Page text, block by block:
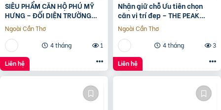
SIÊU PHẨM CĂN HỘ PHÚ MỸ
HƯNG – ĐỐI DIỆN TRƯỜNG
ĐINH THIỆN LÝ – DT 95M2 –
GIÁ 9. x TỶ.
Ngoài Cần Thơ
4 tháng
1
Liên hệ
Nhận giữ chỗ Ưu tiên chọn
căn vị trí đẹp – THE PEAK
GARDEN của Hưng Lộc Phát
Ngoài Cần Thơ
4 tháng
3
Liên hệ